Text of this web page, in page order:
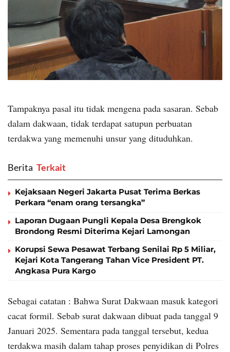
Tampaknya pasal itu tidak mengena pada sasaran. Sebab
dalam dakwaan, tidak terdapat satupun perbuatan
terdakwa yang memenuhi unsur yang dituduhkan.
Berita ‎ Terkait
Kejaksaan Negeri Jakarta Pusat Terima Berkas
Perkara “enam orang tersangka”
Laporan Dugaan Pungli Kepala Desa Brengkok
Brondong Resmi Diterima Kejari Lamongan
Korupsi Sewa Pesawat Terbang Senilai Rp 5 Miliar,
Kejari Kota Tangerang Tahan Vice President PT.
Angkasa Pura Kargo
Sebagai catatan : Bahwa Surat Dakwaan masuk kategori
cacat formil. Sebab surat dakwaan dibuat pada tanggal 9
Januari 2025. Sementara pada tanggal tersebut, kedua
terdakwa masih dalam tahap proses penyidikan di Polres